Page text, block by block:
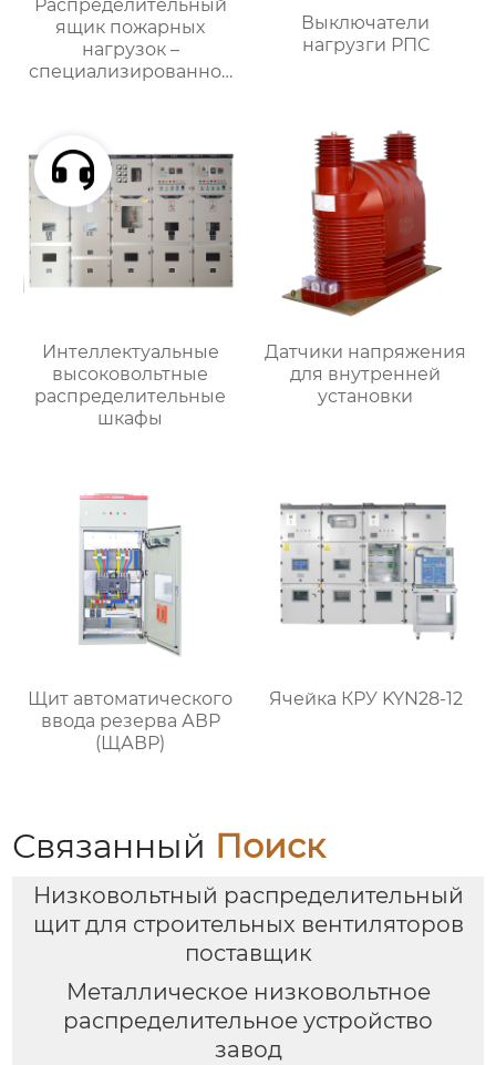
Распределительный
ящик пожарных
нагрузок –
специализированное
Выключатели
нагрузги РПС
Интеллектуальные
высоковольтные
распределительные
шкафы
Датчики напряжения
для внутренней
установки
Щит автоматического
ввода резерва АВР
(ЩАВР)
Ячейка КРУ KYN28-12
Связанный Поиск
Низковольтный распределительный
щит для строительных вентиляторов
поставщик
Металлическое низковольтное
распределительное устройство
завод